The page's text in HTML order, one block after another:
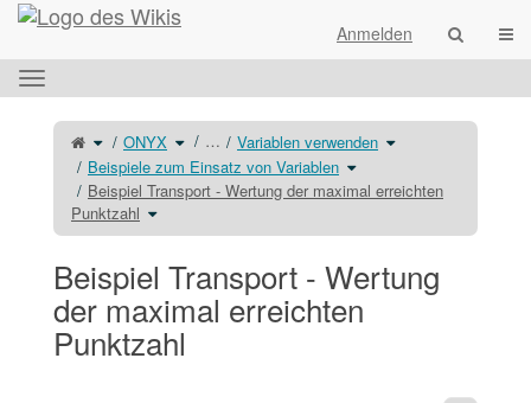
Startseite
Anmelden
Das
horizontale
Menü
umschalten.
Schalte
denübergeordneten
Baum
von
Beispiel
Transport
-Wertung
der
maximal
erreichten
Punktzahl
ONYX Schalte
denVerzeichnisbaum
unter
ONYX
um.
… Variablen verwenden Schalte
den
verwenden
um.
Beispiele zum Einsatz von Variablen Schalte
denVerzeichnisbaum
unter
Beispiele
zum
um.
Beispiel Transport - Wertung der maximal erreichten
Punktzahl Schalte
den
unter
Beispiel
Wertung
der
maximal
erreichten
Punktzahl
um.
Beispiel Transport - Wertung
der maximal erreichten
Punktzahl